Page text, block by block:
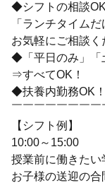
◆シフトの相談OK
「ランチタイム
お気軽にご相談く
◆「平日のみ」「
⇒すべてOK！
◆扶養内勤務OK！
￣￣￣￣￣￣￣￣
【シフト例】
10:00～15:00
授業前に働きたい
お子様の送迎の合